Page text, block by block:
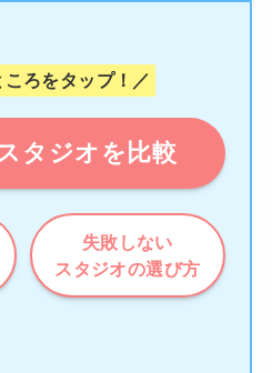
ろをタップ！／
タジオを比較
失敗しない
スタジオの選び方